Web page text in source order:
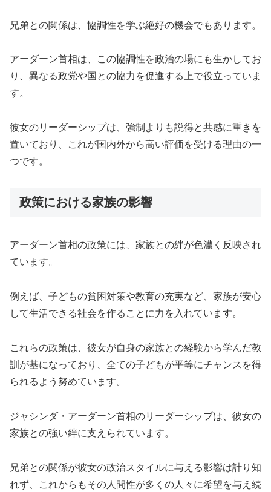
兄弟との関係は、協調性を学ぶ絶好の機会でもあります。
アーダーン首相は、この協調性を政治の場にも生かしてお
り、異なる政党や国との協力を促進する上で役立っていま
す。
彼女のリーダーシップは、強制よりも説得と共感に重きを
置いており、これが国内外から高い評価を受ける理由の一
つです。
政策における家族の影響
アーダーン首相の政策には、家族との絆が色濃く反映され
ています。
例えば、子どもの貧困対策や教育の充実など、家族が安心
して生活できる社会を作ることに力を入れています。
これらの政策は、彼女が自身の家族との経験から学んだ教
訓が基になっており、全ての子どもが平等にチャンスを得
られるよう努めています。
ジャシンダ・アーダーン首相のリーダーシップは、彼女の
家族との強い絆に支えられています。
兄弟との関係が彼女の政治スタイルに与える影響は計り知
れず、これからもその人間性が多くの人々に希望を与え続